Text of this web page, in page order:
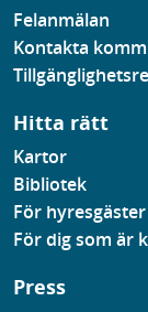
Felanmälan
Kontakta
Hitta rätt
Kartor
Bibliotek
För hyresgäster
För dig som är
Press